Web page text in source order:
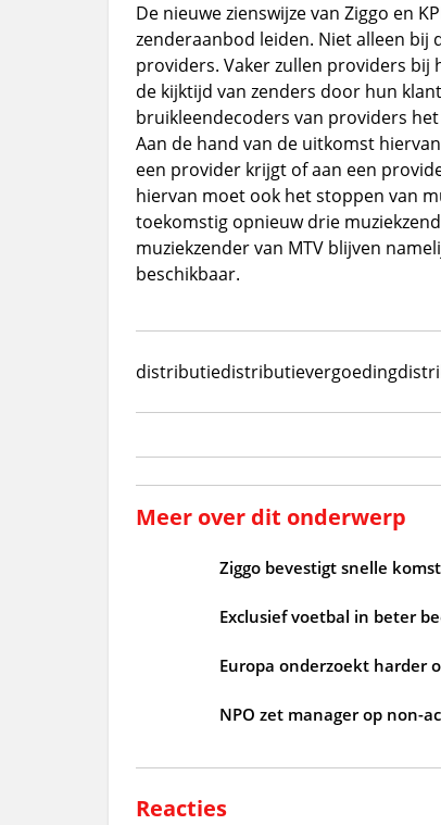
De nieuwe zienswijze van Ziggo en
zenderaanbod leiden. Niet alleen bij
providers. Vaker zullen providers
de kijktijd van zenders door hun
bruikleendecoders van providers
Aan de hand van de uitkomst
een provider krijgt of aan een
hiervan moet ook het stoppen van
toekomstig opnieuw drie
muziekzender van MTV blijven
beschikbaar.
distributiedistributievergoeding
Meer over dit onderwerp
Ziggo bevestigt snelle
Exclusief voetbal in beter
Europa onderzoekt harder
NPO zet manager op non-
Reacties